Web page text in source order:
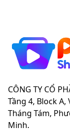
CÔNG TY CỔ
Tầng 4, Block
Tháng Tám,
Minh.